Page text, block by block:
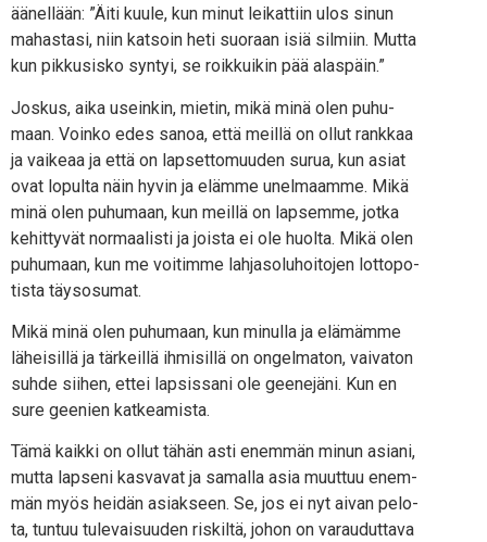
äänel­lään: ”Äiti kuu­le, kun minut lei­kat­tiin ulos sinun
mahas­ta­si, niin kat­soin heti suo­raan isiä sil­miin. Mut­ta
kun pik­kusis­ko syn­tyi, se roik­kui­kin pää alaspäin.”
Jos­kus, aika usein­kin, mie­tin, mikä minä olen puhu­
maan. Voin­ko edes sanoa, että meil­lä on ollut rank­kaa
ja vai­ke­aa ja että on lap­set­to­muu­den surua, kun asiat
ovat lopul­ta näin hyvin ja eläm­me unel­maam­me. Mikä
minä olen puhu­maan, kun meil­lä on lap­sem­me, jot­ka
kehit­ty­vät nor­maa­lis­ti ja jois­ta ei ole huol­ta. Mikä olen
puhu­maan, kun me voi­tim­me lah­ja­so­lu­hoi­to­jen lot­to­po­
tis­ta täysosumat.
Mikä minä olen puhu­maan, kun minul­la ja elä­mäm­me
lähei­sil­lä ja tär­keil­lä ihmi­sil­lä on ongel­ma­ton, vai­va­ton
suh­de sii­hen, ettei lap­sis­sa­ni ole gee­ne­jä­ni. Kun en
sure gee­nien katkeamista.
Tämä kaik­ki on ollut tähän asti enem­män minun asia­ni,
mut­ta lap­se­ni kas­va­vat ja samal­la asia muut­tuu enem­
män myös hei­dän asiak­seen. Se, jos ei nyt aivan pelo­
ta, tun­tuu tule­vai­suu­den ris­kil­tä, johon on varau­dut­ta­va